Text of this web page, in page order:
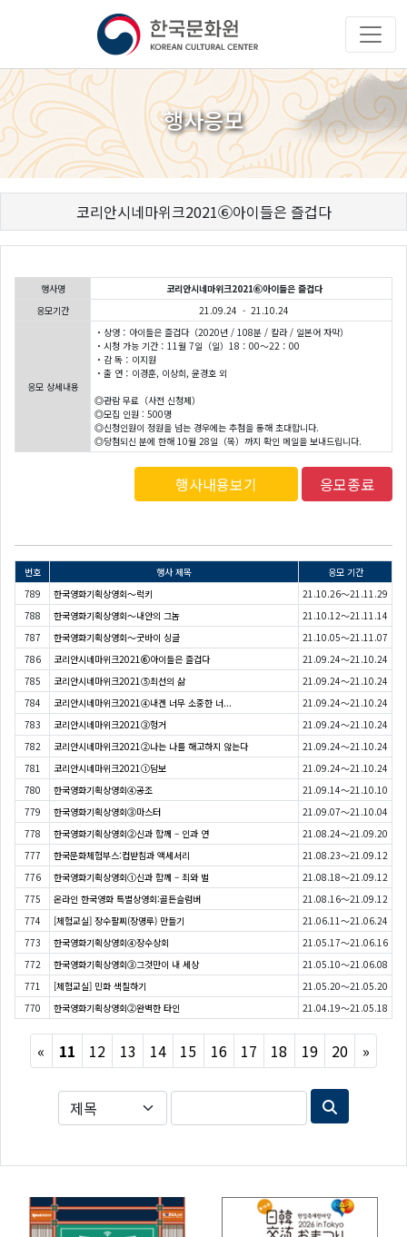
행사응모
코리안시네마위크2021⑥아이들은 즐겁다
행사명
코리안시네마위크2021⑥아이들은 즐겁다
응모기간
21.09.24 - 21.10.24
응모 상세내용
・상영：아이들은 즐겁다（2020년 / 108분 / 칼라 / 일본어 자막）
・시청 가능 기간：11월 7일（일）18：00～22：00
・감 독：이지원
・출 연：이경훈, 이상희, 윤경호 외
◎관람 무료（사전 신청제）
◎모집 인원 : 500명
◎신청인원이 정원을 넘는 경우에는 추첨을 통해 초대합니다.
◎당첨되신 분에 한해 10월 28일（목）까지 확인 메일을 보내드립니다.
행사내용보기 응모종료
번호 행사 제목
응모 기간
789
한국영화기획상영회〜럭키
21.10.26～21.11.29
788
한국영화기획상영회〜내안의 그놈
21.10.12～21.11.14
787
한국영화기획상영회〜굿바이 싱글
21.10.05～21.11.07
786
코리안시네마위크2021⑥아이들은 즐겁다
21.09.24～21.10.24
785
코리안시네마위크2021⑤최선의 삶
21.09.24～21.10.24
784
코리안시네마위크2021④내겐 너무 소중한 너...
21.09.24～21.10.24
783
코리안시네마위크2021③헝거
21.09.24～21.10.24
782
코리안시네마위크2021②나는 나를 해고하지 않는다
21.09.24～21.10.24
781
코리안시네마위크2021①담보
21.09.24～21.10.24
780
한국영화기획상영회④공조
21.09.14～21.10.10
779
한국영화기획상영회③마스터
21.09.07～21.10.04
778
한국영화기획상영회②신과 함께 – 인과 연
21.08.24～21.09.20
777
한국문화체험부스:컵받침과 액세서리
21.08.23～21.09.12
776
한국영화기획상영회①신과 함께 – 죄와 벌
21.08.18～21.09.12
775
온라인 한국영화 특별상영회:골든슬럼버
21.08.16～21.09.12
774
[체험교실] 장수팔찌(장명루) 만들기
21.06.11～21.06.24
773
한국영화기획상영회④장수상회
21.05.17～21.06.16
772
한국영화기획상영회③그것만이 내 세상
21.05.10～21.06.08
771
[체험교실] 민화 색칠하기
21.05.20～21.05.20
770
한국영화기획상영회②완벽한 타인 21.04.19～21.05.18
« Previous
11 12 13 14 15 16 17 18 19 20 »Next